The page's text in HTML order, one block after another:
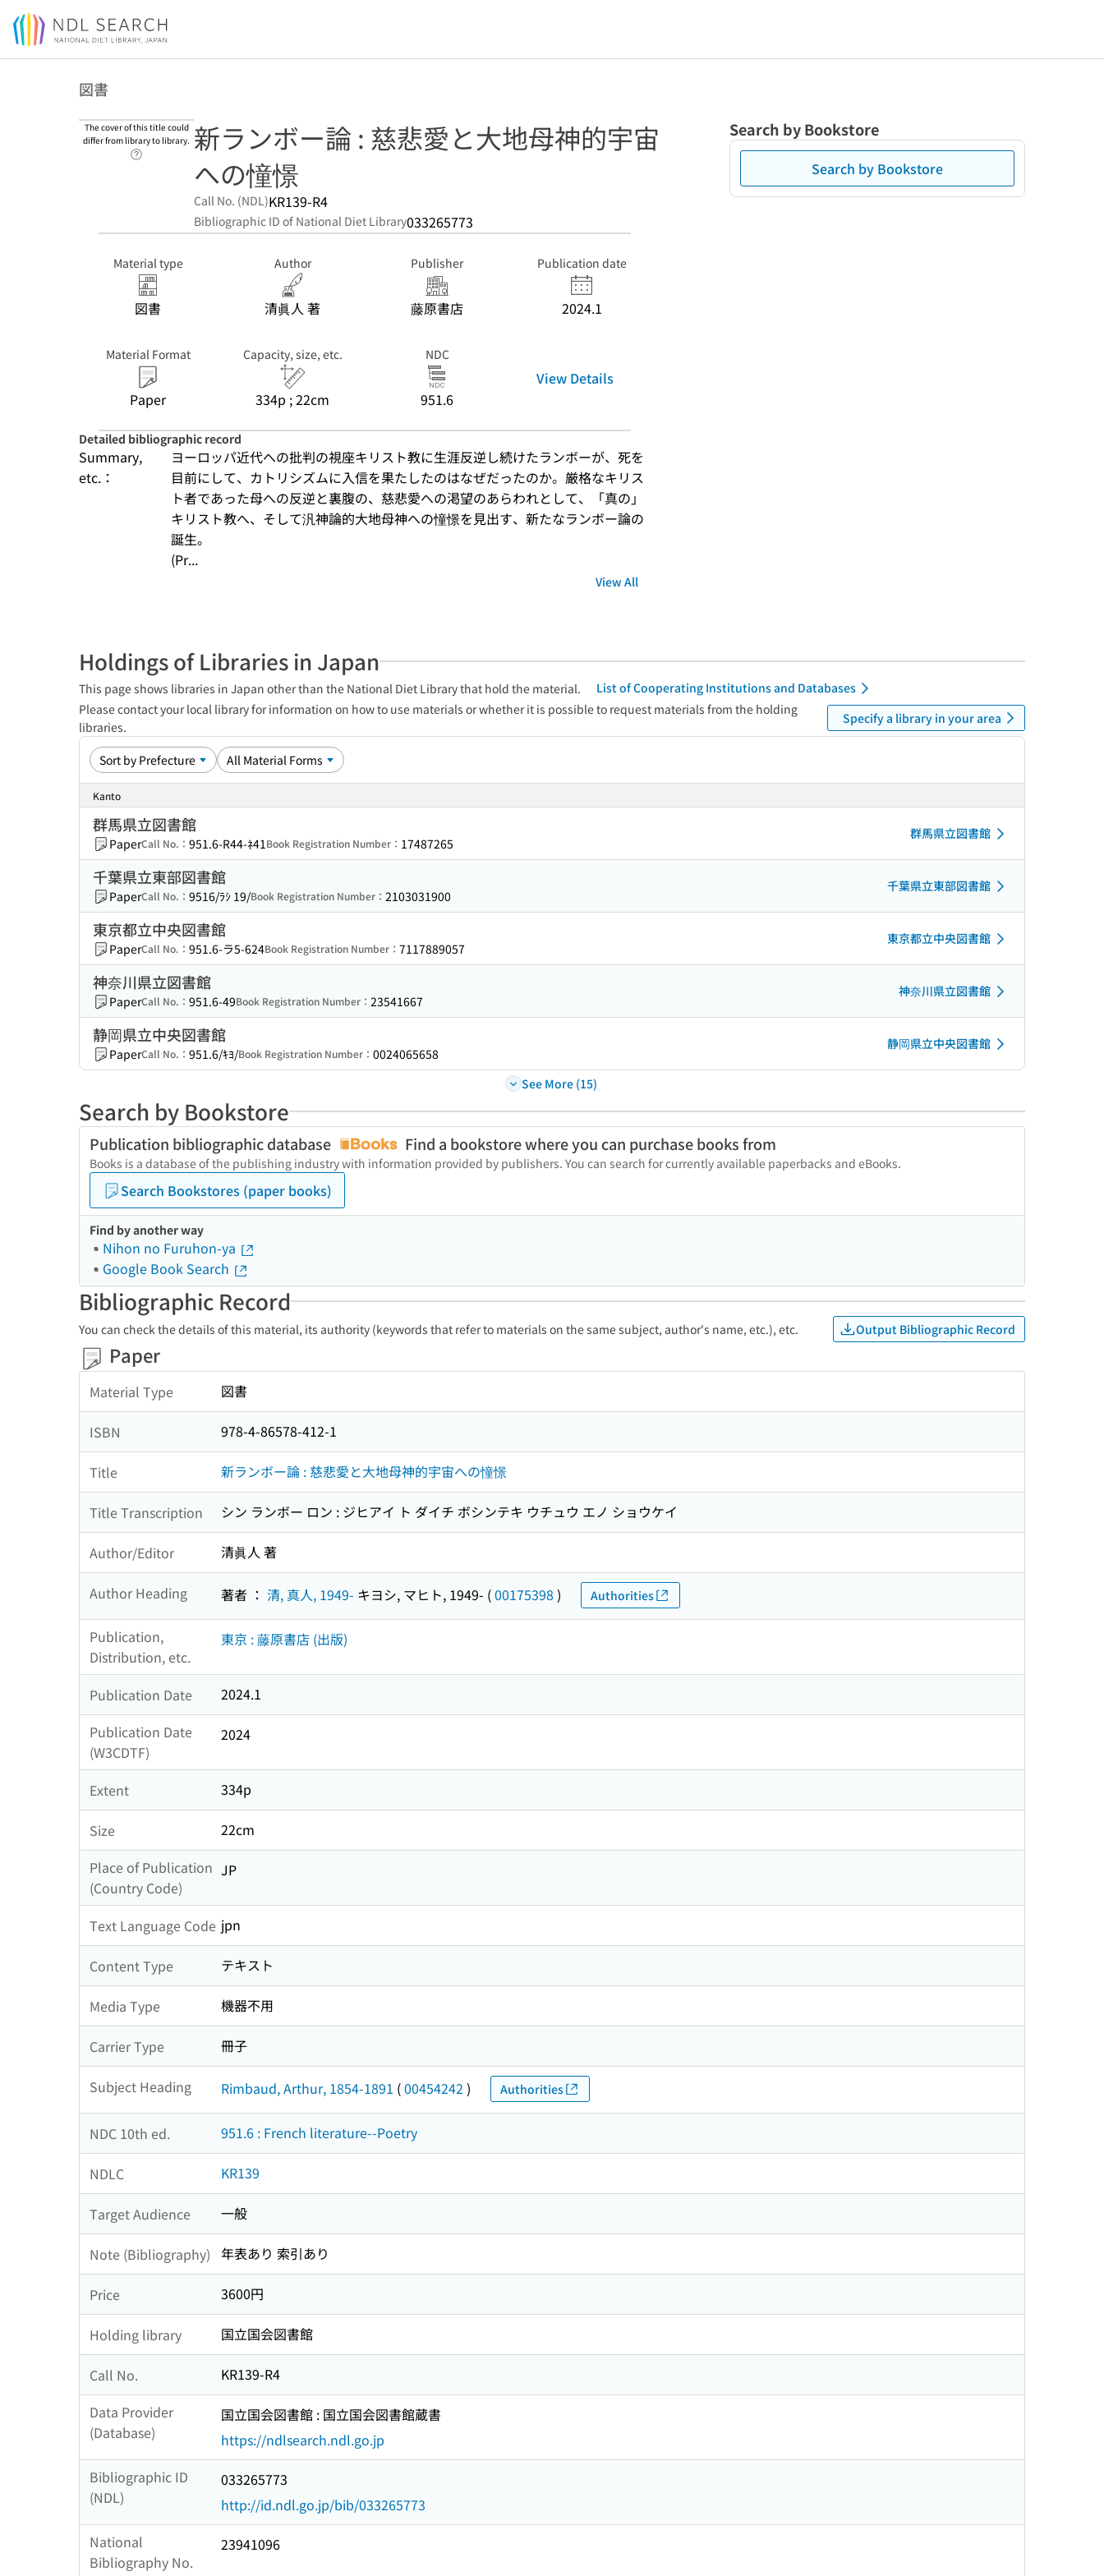
Jump to main content
図書
The cover of this title could
differ from library to library.
Link to Help Page
新ランボー論 : 慈悲愛と大地母神的宇宙
への憧憬
Call No. (NDL)KR139-R4
Bibliographic ID of National Diet Library033265773
Material type
図書
Author
清眞人 著
Publisher
藤原書店
Publication date
2024.1
Material Format
Paper
Capacity, size, etc.
334p ; 22cm
NDC
951.6
View Details
Detailed bibliographic record
Summary,
etc.：
ヨーロッパ近代への批判の視座キリスト教に生涯反逆し続けたランボーが、死を
目前にして、カトリシズムに入信を果たしたのはなぜだったのか。厳格なキリス
ト者であった母への反逆と裏腹の、慈悲愛への渇望のあらわれとして、「真の」
キリスト教へ、そして汎神論的大地母神への憧憬を見出す、新たなランボー論の
誕生。
(Pr...
View All
Search by Bookstore
Search by Bookstore
Holdings of Libraries in Japan
This page shows libraries in Japan other than the National Diet Library that hold the material.
List of Cooperating Institutions and Databases
Please contact your local library for information on how to use materials or whether it is possible to request materials from the holding
libraries.
Specify a library in your area
Kanto
群馬県立図書館
PaperCall No.： 951.6-R44-ﾈ41Book Registration Number： 17487265
群馬県立図書館
千葉県立東部図書館
PaperCall No.： 9516/ﾗｼ 19/Book Registration Number： 2103031900
千葉県立東部図書館
東京都立中央図書館
PaperCall No.： 951.6-ラ5-624Book Registration Number： 7117889057
東京都立中央図書館
神奈川県立図書館
PaperCall No.： 951.6-49Book Registration Number： 23541667
神奈川県立図書館
静岡県立中央図書館
PaperCall No.： 951.6/ｷﾖ/Book Registration Number： 0024065658
静岡県立中央図書館
See More (15)
Search by Bookstore
Publication bibliographic database Find a bookstore where you can purchase books from
Books is a database of the publishing industry with information provided by publishers. You can search for currently available paperbacks and eBooks.
Search Bookstores (paper books)
Find by another way
Nihon no Furuhon-ya
Google Book Search
Bibliographic Record
You can check the details of this material, its authority (keywords that refer to materials on the same subject, author's name, etc.), etc. Output Bibliographic Record
Paper
Material Type 図書
ISBN 978-4-86578-412-1
Title 新ランボー論 : 慈悲愛と大地母神的宇宙への憧憬
Title Transcription シン ランボー ロン : ジヒアイ ト ダイチ ボシンテキ ウチュウ エノ ショウケイ
Author/Editor 清眞人 著
Author Heading 著者 ： 清, 真人, 1949- キヨシ, マヒト, 1949- (00175398 ) Authorities
Publication,
Distribution, etc.
東京 : 藤原書店 (出版)
Publication Date
2024.1
Publication Date
(W3CDTF)
2024
Extent 334p
Size
22cm
Place of Publication
(Country Code)
JP
Text Language Code jpn
Content Type テキスト
Media Type 機器不用
Carrier Type 冊子
Subject Heading Rimbaud, Arthur, 1854-1891 (00454242 ) Authorities
NDC 10th ed. 951.6 : French literature--Poetry
NDLC KR139
Target Audience 一般
Note (Bibliography) 年表あり 索引あり
Price 3600円
Holding library 国立国会図書館
Call No.
KR139-R4
Data Provider
(Database)
国立国会図書館 : 国立国会図書館蔵書
https://ndlsearch.ndl.go.jp
Bibliographic ID
(NDL)
033265773
http://id.ndl.go.jp/bib/033265773
National
Bibliography No.
23941096